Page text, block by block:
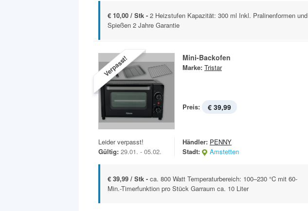
€ 10,00 / Stk - 2 Heizstufen Kapazität: 300 ml Inkl. Pralinenformen und
Spießen 2 Jahre Garantie
Verpasst! Mini-Backofen
Marke: Tristar
Preis: € 39,99
Leider verpasst!
Gültig: 29.01. - 05.02.
Händler: PENNY
Stadt:
Amstetten
€ 39,99 / Stk - ca. 800 Watt Temperaturbereich: 100–230 °C mit 60-
Min.-Timerfunktion pro Stück Garraum ca. 10 Liter